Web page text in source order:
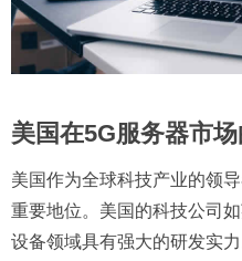
美国在5G服务器市
美国作为全球科技产业的领
重要地位。美国的科技公司
设备领域具有强大的研发实